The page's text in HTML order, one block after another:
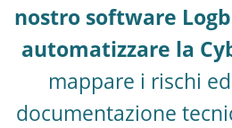
nostro software
automatizzare la
mappare i rischi
documentazione